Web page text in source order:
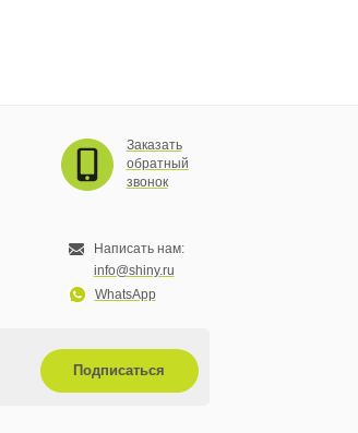
Заказать
обратный
звонок
Написать нам:
info@shiny.ru
WhatsApp
Подписаться